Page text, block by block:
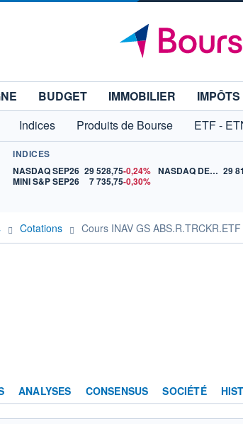
BUDGET IMMOBILIER IMPÔTS
Indices Produits de Bourse ETF -
INDICES
NASDAQ SEP26 29 528,75-0,24%
MINI S&P SEP26
7 735,75-0,30%
NASDAQ DEC26
Cotations Cours INAV GS
ANALYSES CONSENSUS SOCIÉTÉ